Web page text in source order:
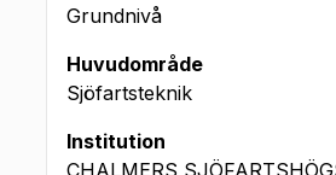
Grundnivå
Huvudområde
Sjöfartsteknik
Institution
CHALMERS